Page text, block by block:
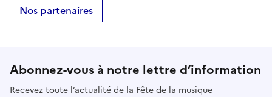
Nos partenaires
Abonnez-vous à notre lettre d’information
Recevez toute l’actualité de la Fête de la musique